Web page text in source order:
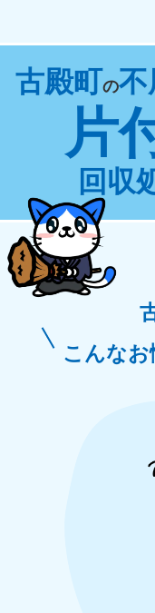
古殿町の不
片
回収
こんな